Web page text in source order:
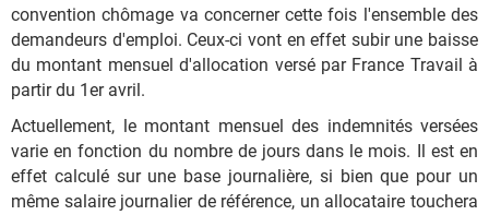
convention chômage va concerner cette fois l'ensemble des
demandeurs d'emploi. Ceux-ci vont en effet subir une baisse
du montant mensuel d'allocation versé par France Travail à
partir du 1er avril.
Actuellement, le montant mensuel des indemnités versées
varie en fonction du nombre de jours dans le mois. Il est en
effet calculé sur une base journalière, si bien que pour un
même salaire journalier de référence, un allocataire touchera